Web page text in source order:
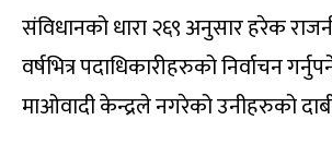
संविधानको धारा २६९ अनुसार हरेक
वर्षभित्र पदाधिकारीहरुको निर्वाचन
माओवादी केन्द्रले नगरेको उनीहरुको